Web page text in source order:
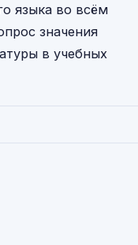
языка во всём
значения
в учебных